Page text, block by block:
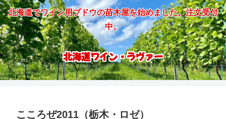
北海道でワイン用ブドウの苗木屋を始めました。注文受付
中。
北海道ワイン・ラヴァー
こころぜ2011（栃木・ロゼ）